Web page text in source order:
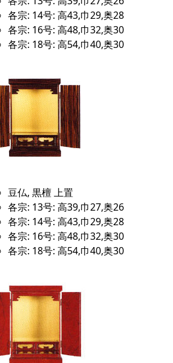
各宗: 14号: 高43,巾29,奥28
各宗: 16号: 高48,巾32,奥30
各宗: 18号: 高54,巾40,奥30
豆仏, 黒檀 上置
各宗: 13号: 高39,巾27,奥26
各宗: 14号: 高43,巾29,奥28
各宗: 16号: 高48,巾32,奥30
各宗: 18号: 高54,巾40,奥30